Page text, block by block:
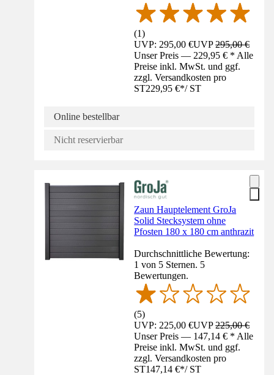
(1)
UVP: 295,00 €UVP295,00 €
Unser Preis — 229,95 € * Alle
Preise inkl. MwSt. und ggf.
zzgl. Versandkosten pro
ST229,95 €*/ ST
Online bestellbar
Nicht reservierbar
Zaun Hauptelement GroJa
Solid Stecksystem ohne
Pfosten 180 x 180 cm anthrazit
Durchschnittliche Bewertung:
1 von 5 Sternen. 5
Bewertungen.
(5)
UVP: 225,00 €UVP225,00 €
Unser Preis — 147,14 € * Alle
Preise inkl. MwSt. und ggf.
zzgl. Versandkosten pro
ST147,14 €*/ ST